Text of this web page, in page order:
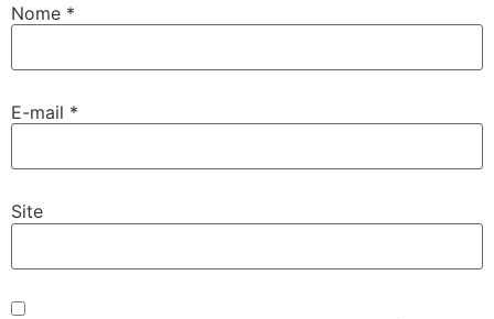
Nome *
E-mail *
Site